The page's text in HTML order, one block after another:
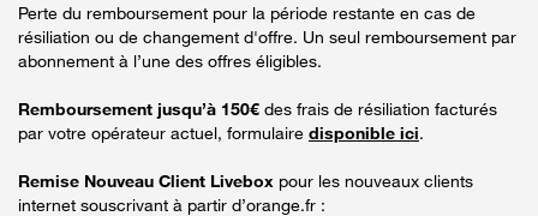
Perte du remboursement pour la période restante en cas de
résiliation ou de changement d'offre. Un seul remboursement par
abonnement à l’une des offres éligibles.
Remboursement jusqu’à 150€ des frais de résiliation facturés
par votre opérateur actuel, formulaire disponible ici.
Remise Nouveau Client Livebox pour les nouveaux clients
internet souscrivant à partir d’orange.fr :